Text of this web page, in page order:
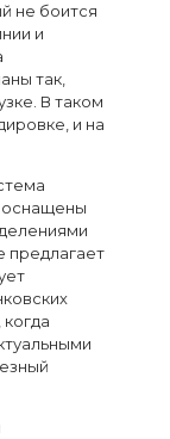
не боится
и
так,
В таком
и на
оснащены
предлагает